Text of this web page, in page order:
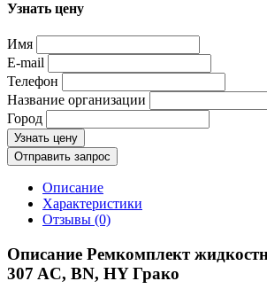
Узнать цену
Имя
E-mail
Телефон
Название организации
Город
Узнать цену
Отправить запрос
Описание
Характеристики
Отзывы (0)
Описание Ремкомплект
307 AC, BN, HY Грако